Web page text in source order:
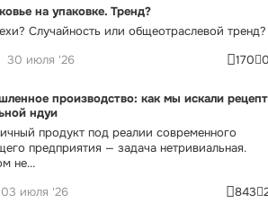
на упаковке. Тренд?
Случайность или общеотраслевой тренд?
30 июля '26 170
производство: как мы искали рецепт
ндуи
продукт под реалии современного
предприятия — задача нетривиальная.
не...
03 июля '26 843